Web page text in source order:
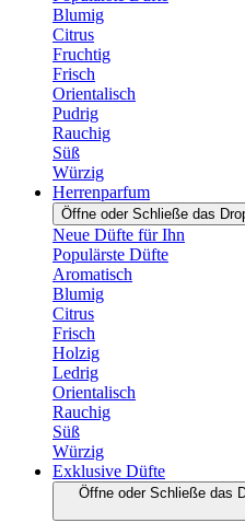
Blumig
Citrus
Fruchtig
Frisch
Orientalisch
Pudrig
Rauchig
Süß
Würzig
Herrenparfum
Öffne oder Schließe das
Neue Düfte für Ihn
Populärste Düfte
Aromatisch
Blumig
Citrus
Frisch
Holzig
Ledrig
Orientalisch
Rauchig
Süß
Würzig
Exklusive Düfte
Öffne oder Schließe das